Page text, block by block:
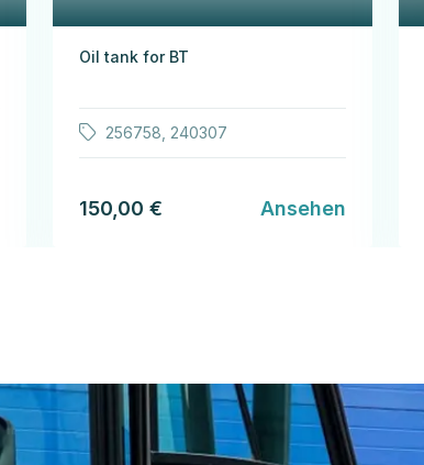
Oil tank for BT
256758, 240307
150,00 € Ansehen